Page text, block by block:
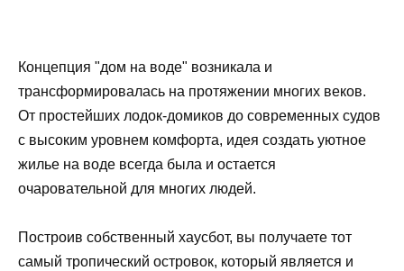
Концепция "дом на воде" возникала и
трансформировалась на протяжении многих веков.
От простейших лодок-домиков до современных судов
с высоким уровнем комфорта, идея создать уютное
жилье на воде всегда была и остается
очаровательной для многих людей.
Построив собственный хаусбот, вы получаете тот
самый тропический островок, который является и